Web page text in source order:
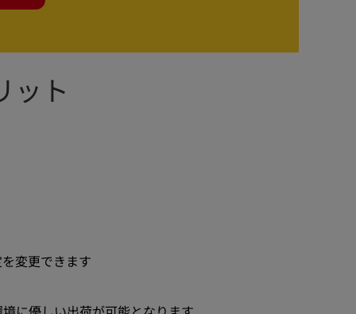
ット
変更できます